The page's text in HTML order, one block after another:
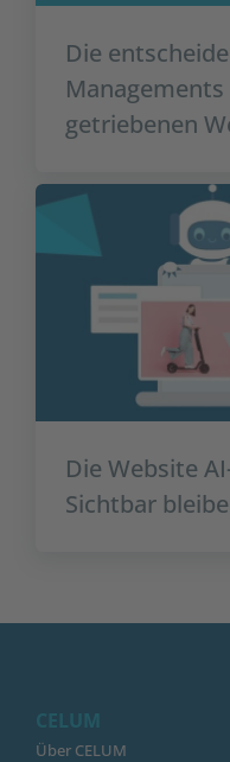
Die
Managements
getriebenen
Die Website
Sichtbar
CELUM
Über CELUM